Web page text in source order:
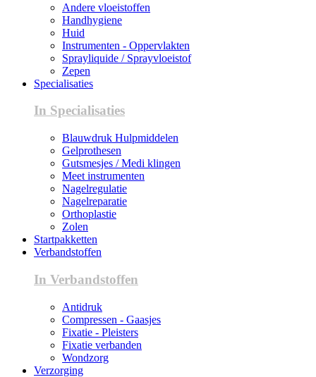
Andere vloeistoffen
Handhygiene
Huid
Instrumenten - Oppervlakten
Sprayliquide / Sprayvloeistof
Zepen
Specialisaties
In Specialisaties
Blauwdruk Hulpmiddelen
Gelprothesen
Gutsmesjes / Medi klingen
Meet instrumenten
Nagelregulatie
Nagelreparatie
Orthoplastie
Zolen
Startpakketten
Verbandstoffen
In Verbandstoffen
Antidruk
Compressen - Gaasjes
Fixatie - Pleisters
Fixatie verbanden
Wondzorg
Verzorging